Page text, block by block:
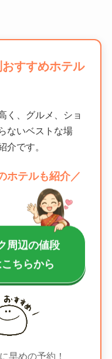
すすめホテル
く、グルメ、ショ
ないベストな場
です。
ホテルも紹介／
周辺の値段
ちらから
早めの予約！